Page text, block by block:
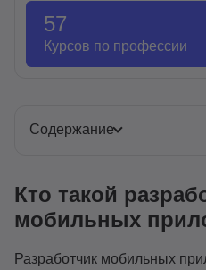
57
Курсов по профессии
Содержание
Кто такой
мобильных
Разработчик мобильных